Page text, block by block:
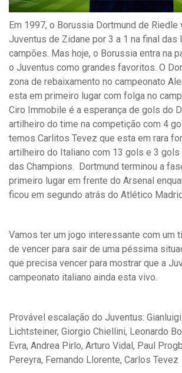
Em 1997, o Borussia Dortmund de Riedle
Juventus de Zidane por 3 a 1 na final das
campões. Mas hoje, o Borussia entra na
o Juventus como grandes favoritos. O
zona de rebaixamento no campeonato
esta em primeiro lugar com folga no
Ciro Immobile é a esperança de gols do
artilheiro do time na competição com 4
temos Carlitos Tevez que esta em rara
artilheiro do Italiano com 13 gols e 3 gols
das Champions. Dortmund terminou a
primeiro lugar em frente do Arsenal
ficou em segundo atrás do Atlético
Vamos ter um jogo interessante com um
de vencer para sair de uma péssima
que precisa vencer para mostrar que a
campeonato italiano ainda esta vivo.
Provável escalação do Juventus:
Lichtsteiner, Giorgio Chiellini, Leonardo
Evra, Andrea Pirlo, Arturo Vidal, Paul
Pereyra, Fernando Llorente, Carlos Tevez